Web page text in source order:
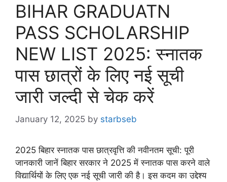
BIHAR GRADUATN
PASS SCHOLARSHIP
NEW LIST 2025: स्नातक
पास छात्रों के लिए नई सूची
जारी जल्दी से चेक करें
January 12, 2025 by starbseb
2025 बिहार स्नातक पास छात्रवृत्ति की नवीनतम सूची: पूरी
जानकारी जानें बिहार सरकार ने 2025 में स्नातक पास करने वाले
विद्यार्थियों के लिए एक नई सूची जारी की है। इस कदम का उद्देश्य